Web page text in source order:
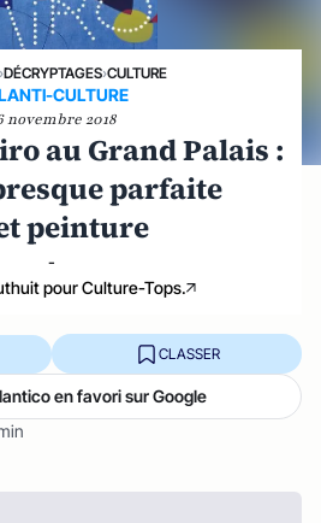
DÉCRYPTAGES›CULTURE
CULTURE
novembre 2018
au Grand Palais :
parfaite
peinture
-
pour Culture-Tops.
CLASSER
en favori sur Google